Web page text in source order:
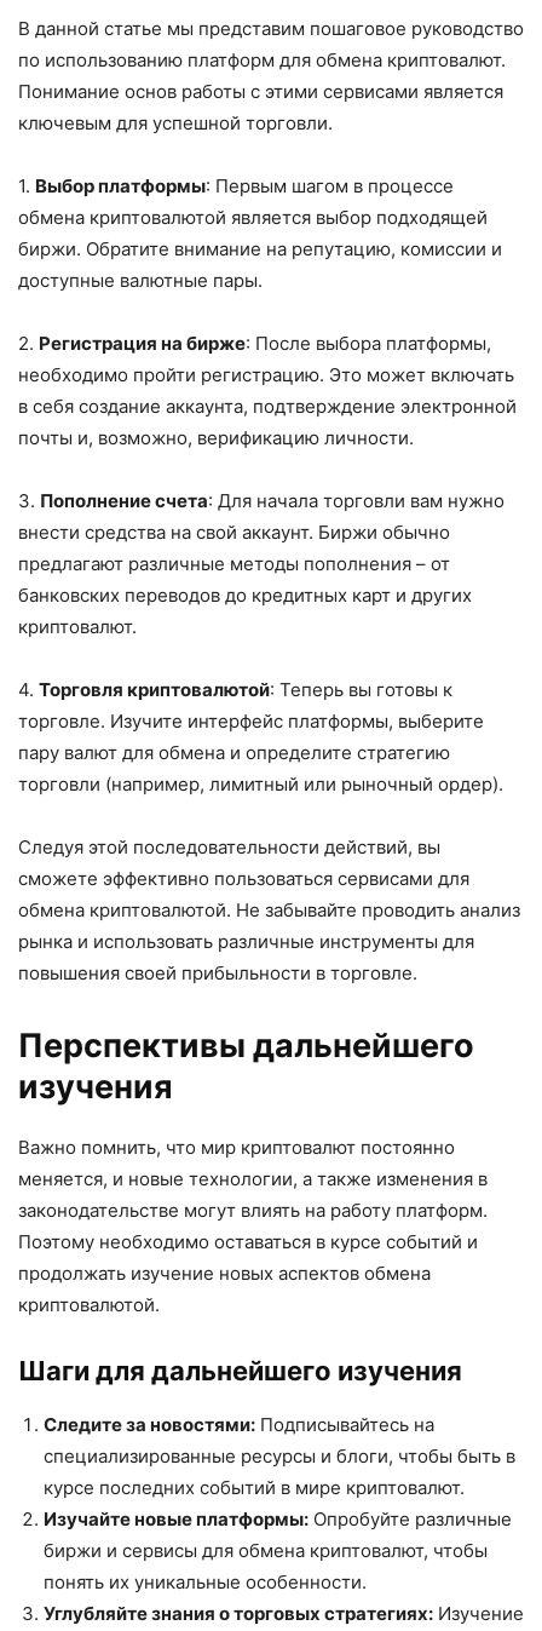
В данной статье мы представим пошаговое руководство
по использованию платформ для обмена криптовалют.
Понимание основ работы с этими сервисами является
ключевым для успешной торговли.
1. Выбор платформы: Первым шагом в процессе
обмена криптовалютой является выбор подходящей
биржи. Обратите внимание на репутацию, комиссии и
доступные валютные пары.
2. Регистрация на бирже: После выбора платформы,
необходимо пройти регистрацию. Это может включать
в себя создание аккаунта, подтверждение электронной
почты и, возможно, верификацию личности.
3. Пополнение счета: Для начала торговли вам нужно
внести средства на свой аккаунт. Биржи обычно
предлагают различные методы пополнения – от
банковских переводов до кредитных карт и других
криптовалют.
4. Торговля криптовалютой: Теперь вы готовы к
торговле. Изучите интерфейс платформы, выберите
пару валют для обмена и определите стратегию
торговли (например, лимитный или рыночный ордер).
Следуя этой последовательности действий, вы
сможете эффективно пользоваться сервисами для
обмена криптовалютой. Не забывайте проводить анализ
рынка и использовать различные инструменты для
повышения своей прибыльности в торговле.
Перспективы дальнейшего
изучения
Важно помнить, что мир криптовалют постоянно
меняется, и новые технологии, а также изменения в
законодательстве могут влиять на работу платформ.
Поэтому необходимо оставаться в курсе событий и
продолжать изучение новых аспектов обмена
криптовалютой.
Шаги для дальнейшего изучения
Следите за новостями: Подписывайтесь на
специализированные ресурсы и блоги, чтобы быть в
курсе последних событий в мире криптовалют.
Изучайте новые платформы: Опробуйте различные
биржи и сервисы для обмена криптовалют, чтобы
понять их уникальные особенности.
Углубляйте знания о торговых стратегиях: Изучение